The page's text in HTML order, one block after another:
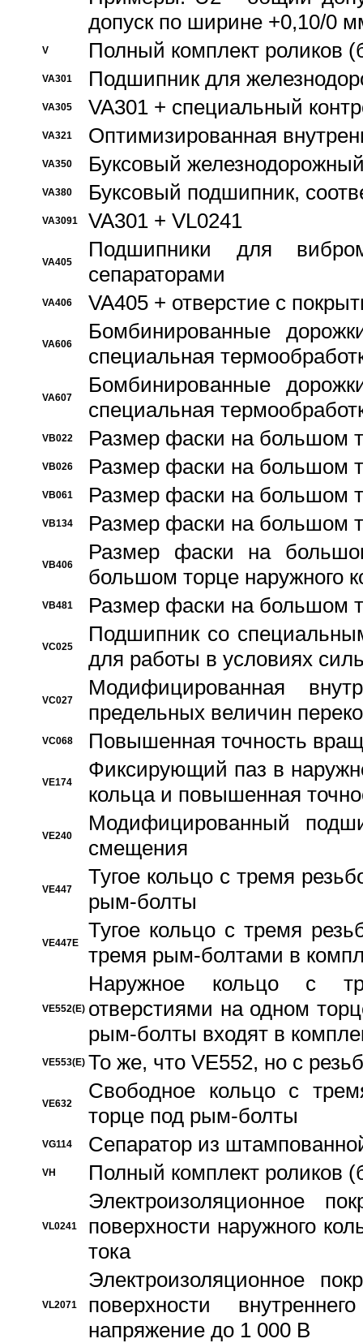
допуск по ширине +0,10/0
V Полный комплект роликов
VA301 Подшипник для
VA305 VA301 + специальный
VA321 Оптимизированная
VA350 Буксовый
VA380 Буксовый подшипник,
VA3091 VA301 + VL0241
VA405
Подшипники для
сепараторами
VA406 VA405 + отверстие с
VA606
Бомбинированные
специальная
VA607
Бомбинированные
специальная
VB022 Размер фаски на большом
VB026 Размер фаски на большом
VB061 Размер фаски на большом
VB134 Размер фаски на большом
VB406
Размер фаски на
большом торце наружного
VB481 Размер фаски на большом
VC025
Подшипник со
для работы в условиях
VC027
Модифицированная
предельных величин
VC068 Повышенная точность
VE174
Фиксирующий паз в
кольца и повышенная
VE240
Модифицированный
смещения
VE447
Тугое кольцо с тремя
рым-болты
VE447E
Тугое кольцо с тремя
тремя рым-болтами в
VE552(E)
Наружное кольцо с
отверстиями на одном
рым-болты входят в
VE553(E) То же, что VE552, но с
VE632
Свободное кольцо с
торце под рым-болты
VG114 Сепаратор из
VH Полный комплект роликов
VL0241
Электроизоляционное
поверхности наружного
тока
VL2071
Электроизоляционное
поверхности
напряжение до 1 000 В